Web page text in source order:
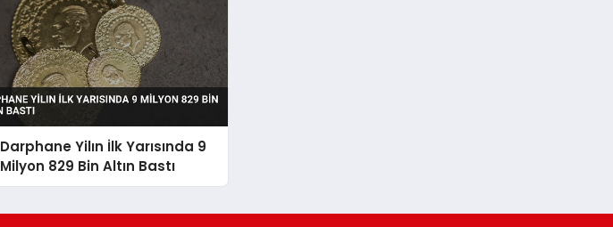
Darphane Yilın İlk Yarısında 9
Milyon 829 Bin Altın Bastı